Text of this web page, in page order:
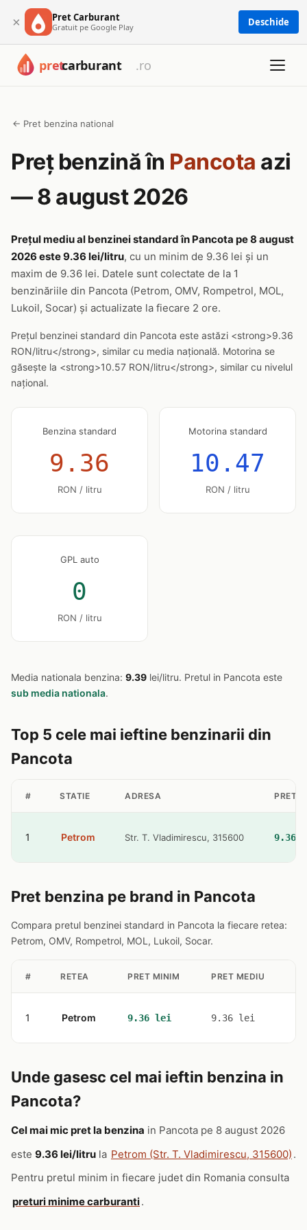
× Pret Carburant
Gratuit pe Google Play Deschide
← Pret benzina national
Preț benzină în Pancota azi
— 8 august 2026
Prețul mediu al benzinei standard în Pancota pe 8 august
2026 este 9.36 lei/litru, cu un minim de 9.36 lei și un
maxim de 9.36 lei. Datele sunt colectate de la 1
benzinăriile din Pancota (Petrom, OMV, Rompetrol, MOL,
Lukoil, Socar) și actualizate la fiecare 2 ore.
Prețul benzinei standard din Pancota este astăzi <strong>9.36
RON/litru</strong>, similar cu media națională. Motorina se
găsește la <strong>10.57 RON/litru</strong>, similar cu nivelul
național.
Benzina standard
9.36
RON / litru
Motorina standard
10.47
RON / litru
GPL auto
0
RON / litru
Media nationala benzina: 9.39 lei/litru. Pretul in Pancota este
sub media nationala.
Top 5 cele mai ieftine benzinarii din
Pancota
# STATIE ADRESA PRET
1 Petrom Str. T. Vladimirescu, 315600 9.36
Pret benzina pe brand in Pancota
Compara pretul benzinei standard in Pancota la fiecare retea:
Petrom, OMV, Rompetrol, MOL, Lukoil, Socar.
# RETEA PRET MINIM PRET MEDIU
1 Petrom 9.36 lei 9.36 lei
Unde gasesc cel mai ieftin benzina in
Pancota?
Cel mai mic pret la benzina in Pancota pe 8 august 2026
este 9.36 lei/litru la Petrom (Str. T. Vladimirescu, 315600) .
Pentru pretul minim in fiecare judet din Romania consulta
preturi minime carburanti.